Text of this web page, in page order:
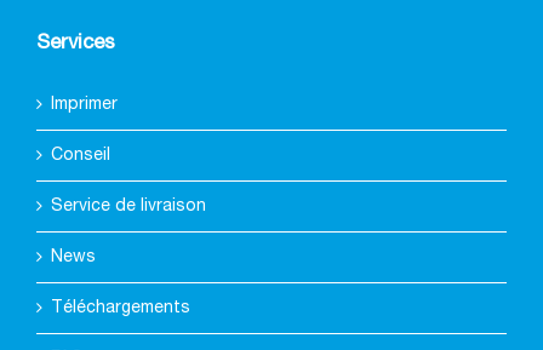
Services
Imprimer
Conseil
Service de livraison
News
Téléchargements